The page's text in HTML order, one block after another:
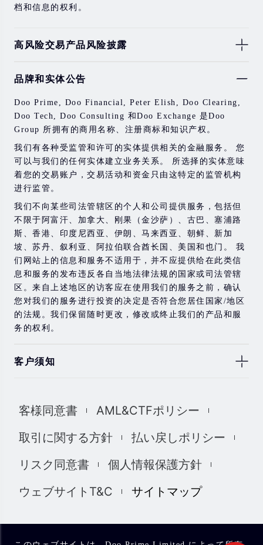
档和信息的权利。
高风险交易产品风险披露
券，期货，差价合约和其他金融产品交易涉及高风险，可
过去的投资表现并不代表其未来的表现。
在与我们进行任何交易之前，请确保您完全了解使用相应
金融工具进行交易的风险。 如果您不了解此处说明的风
险，则应寻求独立的专业建议。
品牌和实体公告
Doo Prime, Doo Financial, Peter Elish, Doo Clearing,
Doo Tech, Doo Consulting 和Doo Exchange 是Doo
Group 所拥有的商用名称、注册商标和知识产权。
我们有各种受监管和许可的实体提供相关的金融服务。 您
可以与我们的任何实体建立业务关系。 所选择的实体意味
着您的交易账户，交易活动和资金只由这特定的监管机构
进行监管。
我们不向某些司法管辖区的个人和公司提供服务，包括但
不限于阿富汗、加拿大、刚果（金沙萨）、古巴、塞浦路
斯、香港、印度尼西亚、伊朗、马来西亚、朝鲜、新加
坡、苏丹、叙利亚、阿拉伯联合酋长国、美国和也门。 我
们网站上的信息和服务不适用于，并不应提供给在此类信
息和服务的发布违反各自当地法律法规的国家或司法管辖
区。来自上述地区的访客应在使用我们的服务之前，确认
您对我们的服务进行投资的决定是否符合您居住国家/地区
的法规。我们保留随时更改，修改或终止我们的产品和服
务的权利。
客户须知
息，材料或第三方材料（“材料”）仅供参考。 该材料仅被
的投资建议和/或投资推荐。 尽管我们已尽一切合理的努力
和保证，如果所提供信息的任何不准确和不完整，我们也
损失或损害赔偿。 未经我们的同意，您只能将该材料用于
我们使用我们网站上的cookies来根据您的喜好自定义我们
客様同意書
AML&CTFポリシー
取引に関する方針
払い戻しポリシー
リスク同意書
個人情報保護方針
ウェブサイトT&C
サイトマップ